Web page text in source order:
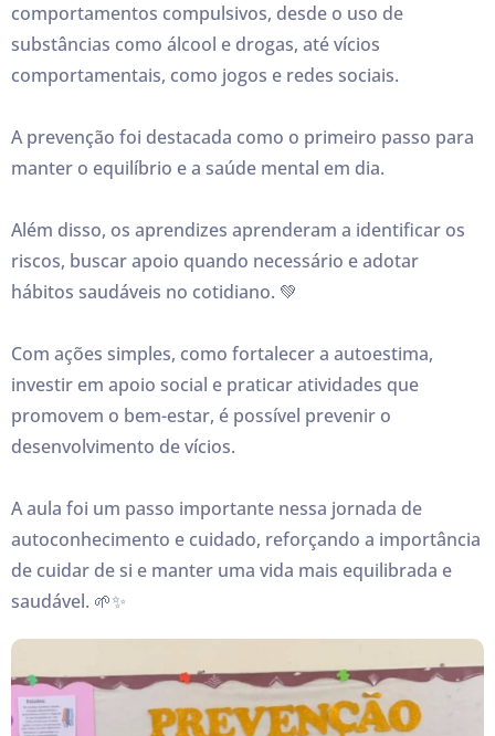
comportamentos compulsivos, desde o uso de
substâncias como álcool e drogas, até vícios
comportamentais, como jogos e redes sociais.
A prevenção foi destacada como o primeiro passo para
manter o equilíbrio e a saúde mental em dia.
Além disso, os aprendizes aprenderam a identificar os
riscos, buscar apoio quando necessário e adotar
hábitos saudáveis no cotidiano. 💚
Com ações simples, como fortalecer a autoestima,
investir em apoio social e praticar atividades que
promovem o bem-estar, é possível prevenir o
desenvolvimento de vícios.
A aula foi um passo importante nessa jornada de
autoconhecimento e cuidado, reforçando a importância
de cuidar de si e manter uma vida mais equilibrada e
saudável. 🌱✨